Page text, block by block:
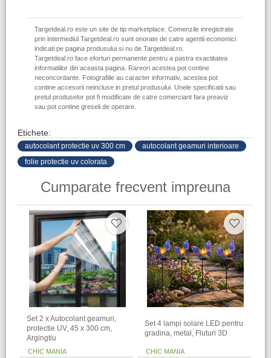
Targetdeal.ro este un site de tip marketplace. Comenzile inregistrate
prin intermediul Targetdeal.ro sunt onorate de catre agentii economici
indicati pe pagina produsului si nu de Targetdeal.ro.
Targetdeal.ro face eforturi permanente pentru a pastra exactitatea
informatiilor din aceasta pagina. Rareori acestea pot contine
neconcordante. Fotografiile au caracter informativ, acestea pot
contine accesorii neincluse in pretul produsului. Unele specificatii sau
pretul produselor pot fi modificate de catre comerciant fara preaviz
sau pot contine greseli de operare.
Etichete:
autocolant protectie uv 300 cm
autocolant geamuri interioare
folie protectie uv colorata
Cumparate frecvent impreuna
Set 2 x Autocolant geamuri,
protectie UV, 45 x 300 cm,
Argingtiu
CHIC MANIA
Set 4 lampi solare LED pentru
gradina, metal, Fluturi 3D
CHIC MANIA